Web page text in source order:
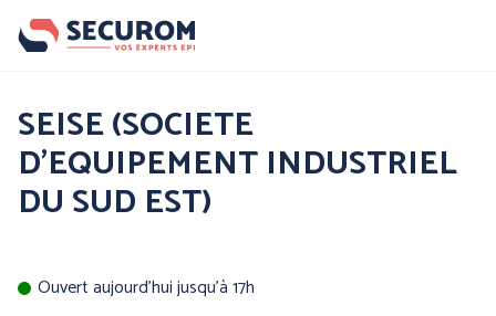
Aller
Nos produits
Par famille :
SEISE (SOCIETE
D'EQUIPEMENT INDUSTRIEL
DU SUD EST)
Ouvert aujourd'hui jusqu'à 17h